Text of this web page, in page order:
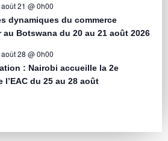
août 21 @ 0h00
dynamiques du commerce
Botswana du 20 au 21 août 2026
août 28 @ 0h00
: Nairobi accueille la 2e
l’EAC du 25 au 28 août